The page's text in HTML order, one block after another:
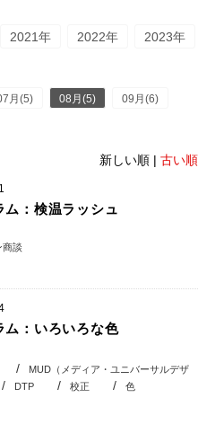
2021年 2022年 2023年
月(5) 08月(5) 09月(6)
新しい順 | 古い順
ム：検温ラッシュ
商談
ム：いろいろな色
MUD（メディア・ユニバーサルデザ
DTP 校正 色